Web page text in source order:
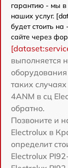
гарантию - мы в
наших услуг.
будет стоить
сайте через
выполняется
таких
4ANM в сц
обратно.
Позвоните и
Electrolux в
определит
Electrolux